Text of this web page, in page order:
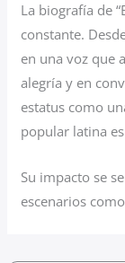
La biografía de
constante.
en una voz que
alegría y en
estatus como
popular latina
Su impacto se
escenarios